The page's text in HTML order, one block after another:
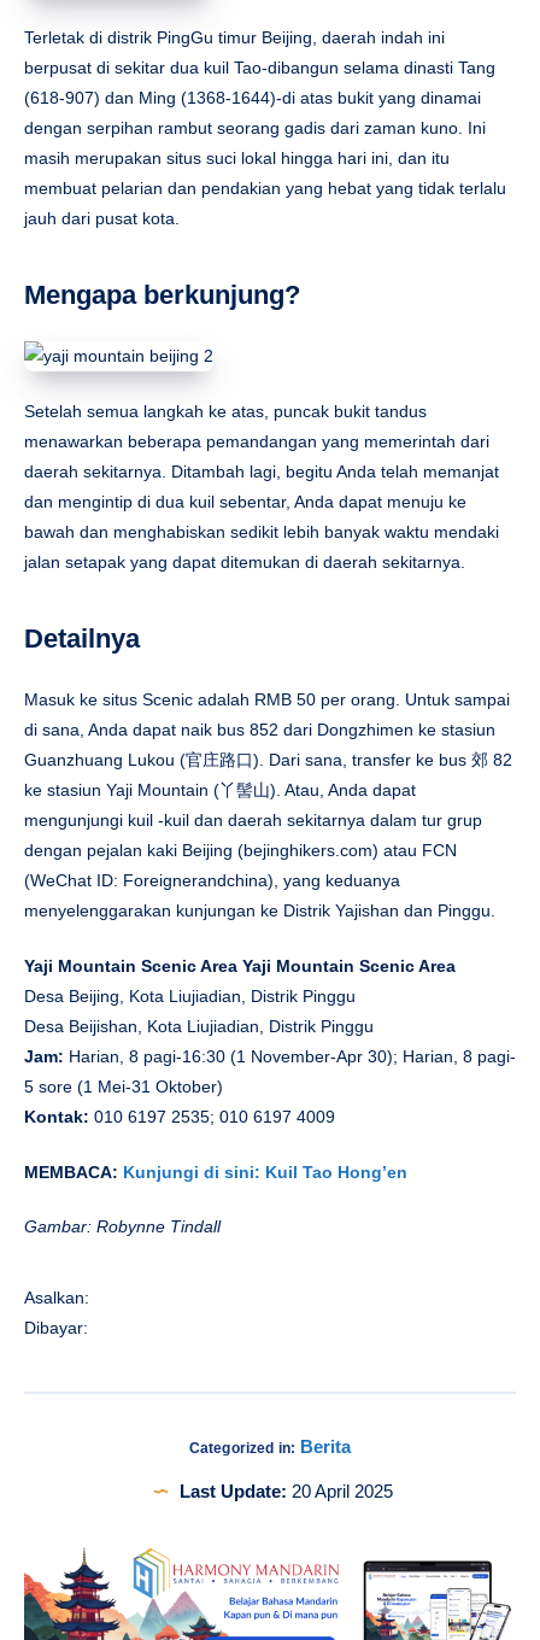
Terletak di distrik PingGu timur Beijing, daerah indah ini
berpusat di sekitar dua kuil Tao-dibangun selama dinasti Tang
(618-907) dan Ming (1368-1644)-di atas bukit yang dinamai
dengan serpihan rambut seorang gadis dari zaman kuno. Ini
masih merupakan situs suci lokal hingga hari ini, dan itu
membuat pelarian dan pendakian yang hebat yang tidak terlalu
jauh dari pusat kota.
Mengapa berkunjung?
Setelah semua langkah ke atas, puncak bukit tandus
menawarkan beberapa pemandangan yang memerintah dari
daerah sekitarnya. Ditambah lagi, begitu Anda telah memanjat
dan mengintip di dua kuil sebentar, Anda dapat menuju ke
bawah dan menghabiskan sedikit lebih banyak waktu mendaki
jalan setapak yang dapat ditemukan di daerah sekitarnya.
Detailnya
Masuk ke situs Scenic adalah RMB 50 per orang. Untuk sampai
di sana, Anda dapat naik bus 852 dari Dongzhimen ke stasiun
Guanzhuang Lukou (官庄路口). Dari sana, transfer ke bus 郊 82
ke stasiun Yaji Mountain (丫髻山). Atau, Anda dapat
mengunjungi kuil -kuil dan daerah sekitarnya dalam tur grup
dengan pejalan kaki Beijing (bejinghikers.com) atau FCN
(WeChat ID: Foreignerandchina), yang keduanya
menyelenggarakan kunjungan ke Distrik Yajishan dan Pinggu.
Yaji Mountain Scenic Area Yaji Mountain Scenic Area
Desa Beijing, Kota Liujiadian, Distrik Pinggu
Desa Beijishan, Kota Liujiadian, Distrik Pinggu
Jam: Harian, 8 pagi-16:30 (1 November-Apr 30); Harian, 8 pagi-
5 sore (1 Mei-31 Oktober)
Kontak: 010 6197 2535; 010 6197 4009
MEMBACA: Kunjungi di sini: Kuil Tao Hong’en
Gambar: Robynne Tindall
Asalkan:
Dibayar:
Categorized in: Berita
Last Update: 20 April 2025